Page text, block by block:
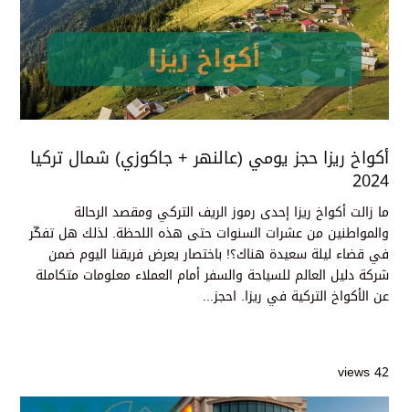
أكواخ ريزا حجز يومي (عالنهر + جاكوزي) شمال تركيا
2024
ما زالت أكواخ ريزا إحدى رموز الريف التركي ومقصد الرحالة
والمواطنين من عشرات السنوات حتى هذه اللحظة. لذلك هل تفكّر
في قضاء ليلة سعيدة هناك؟! باختصار يعرض فريقنا اليوم ضمن
شركة دليل العالم للسياحة والسفر أمام العملاء معلومات متكاملة
عن الأكواخ التركية في ريزا. احجز...
42 views